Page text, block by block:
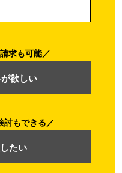
討もできる
たい
求も可能
欲しい